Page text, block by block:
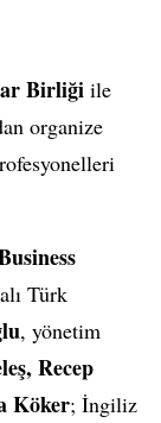
Birliği ile
organize
Türk
, yönetim
Recep
Köker; İngiliz